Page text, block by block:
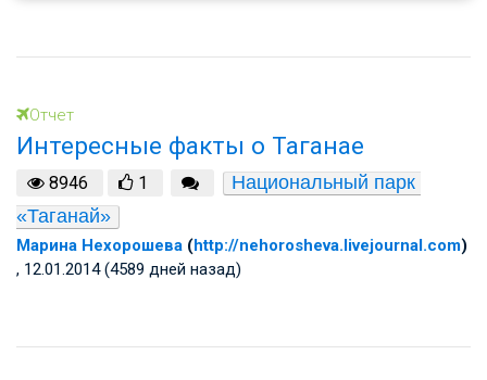
Отчет
Интересные факты о Таганае
8946 1
Национальный парк
«Таганай»
Марина Нехорошева (http://nehorosheva.livejournal.com)
, 12.01.2014 (4589 дней назад)